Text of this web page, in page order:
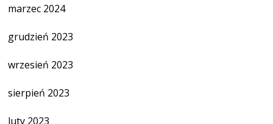
marzec 2024
grudzień 2023
wrzesień 2023
sierpień 2023
luty 2023